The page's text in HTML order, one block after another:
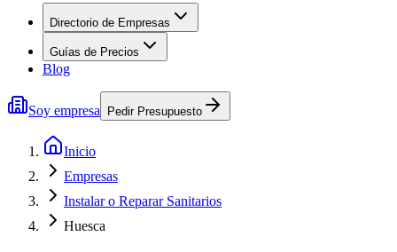
Directorio de Empresas
Guías de Precios
Blog
Soy empresa Pedir Presupuesto
Inicio
Empresas
Instalar o Reparar Sanitarios
Huesca